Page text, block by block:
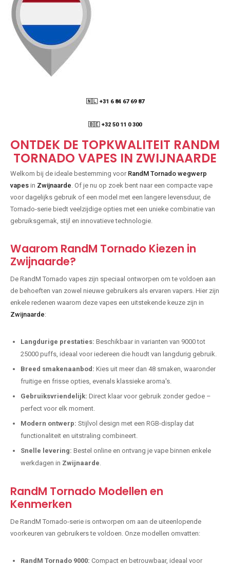
🇳🇱 +31 6 84 67 69 87
🇧🇪 +32 50 11 0 300
ONTDEK DE TOPKWALITEIT RANDM
TORNADO VAPES IN ZWIJNAARDE
Welkom bij de ideale bestemming voor RandM Tornado wegwerp
vapes in Zwijnaarde . Of je nu op zoek bent naar een compacte vape
voor dagelijks gebruik of een model met een langere levensduur, de
Tornado-serie biedt veelzijdige opties met een unieke combinatie van
gebruiksgemak, stijl en innovatieve technologie.
Waarom RandM Tornado Kiezen in
Zwijnaarde?
De RandM Tornado vapes zijn speciaal ontworpen om te voldoen aan
de behoeften van zowel nieuwe gebruikers als ervaren vapers. Hier zijn
enkele redenen waarom deze vapes een uitstekende keuze zijn in
Zwijnaarde:
Langdurige prestaties: Beschikbaar in varianten van 9000 tot
25000 puffs, ideaal voor iedereen die houdt van langdurig gebruik.
Breed smakenaanbod: Kies uit meer dan 48 smaken, waaronder
fruitige en frisse opties, evenals klassieke aroma's.
Gebruiksvriendelijk: Direct klaar voor gebruik zonder gedoe –
perfect voor elk moment.
Modern ontwerp: Stijlvol design met een RGB-display dat
functionaliteit en uitstraling combineert.
Snelle levering: Bestel online en ontvang je vape binnen enkele
werkdagen in Zwijnaarde
RandM Tornado Modellen en
Kenmerken
De RandM Tornado-serie is ontworpen om aan de uiteenlopende
voorkeuren van gebruikers te voldoen. Onze modellen omvatten:
RandM Tornado 9000: Compact en betrouwbaar, ideaal voor